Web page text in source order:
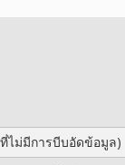
ที่ไม่มีการบีบอัดข้อมูล)